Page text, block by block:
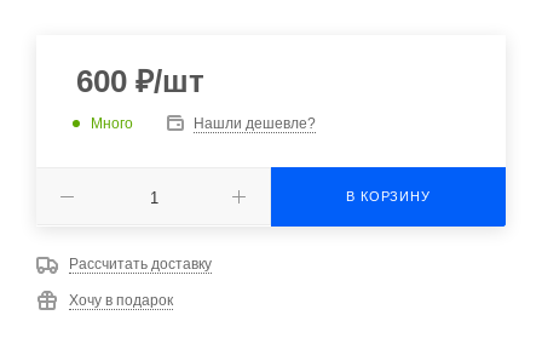
600 ₽/шт
Много Нашли дешевле?
В КОРЗИНУ
Рассчитать доставку
Хочу в подарок